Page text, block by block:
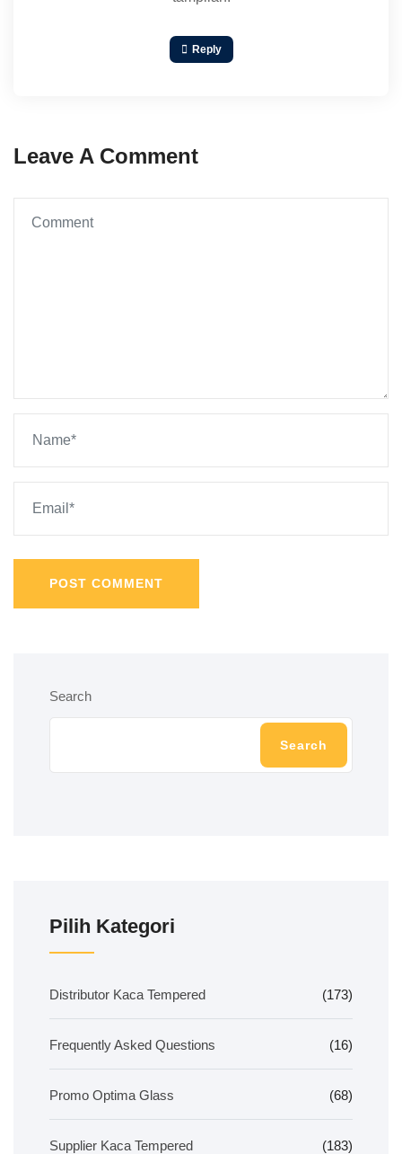
Reply
Leave A Comment
POST COMMENT
Search
Search
Pilih Kategori
Distributor Kaca Tempered (173)
Frequently Asked Questions (16)
Promo Optima Glass (68)
Supplier Kaca Tempered (183)